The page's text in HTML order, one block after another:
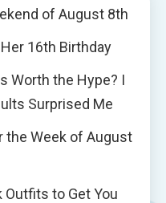
of August 8th
16th Birthday
Worth the Hype? I
Surprised Me
the Week of August
Outfits to Get You